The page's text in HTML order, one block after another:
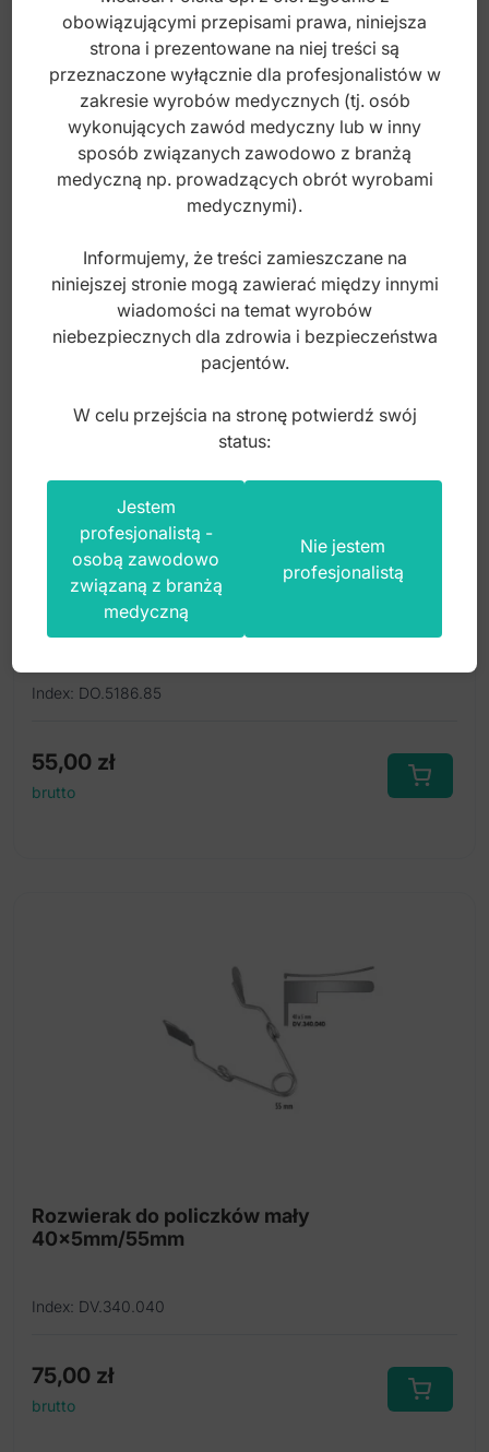
Index: DV.006.145
135,00zł
brutto
Sprężynka torkująca mała .018" x .025"
(Opak. 5 szt.)
Index: DO.5186.85
55,00 zł
brutto
Rozwierak do policzków mały
40x5mm/55mm
Index: DV.340.040
75,00 zł
brutto
obowiązującymi przepisami prawa, niniejsza
strona i prezentowane na niej treści są
przeznaczone wyłącznie dla profesjonalistów w
zakresie wyrobów medycznych (tj. osób
wykonujących zawód medyczny lub w inny
sposób związanych zawodowo z branżą
medyczną np. prowadzących obrót wyrobami
medycznymi).
Informujemy, że treści zamieszczane na
niniejszej stronie mogą zawierać między innymi
wiadomości na temat wyrobów
niebezpiecznych dla zdrowia i bezpieczeństwa
pacjentów.
W celu przejścia na stronę potwierdź swój
status:
Jestem
profesjonalistą -
osobą zawodowo
związaną z branżą
medyczną
Nie jestem
profesjonalistą